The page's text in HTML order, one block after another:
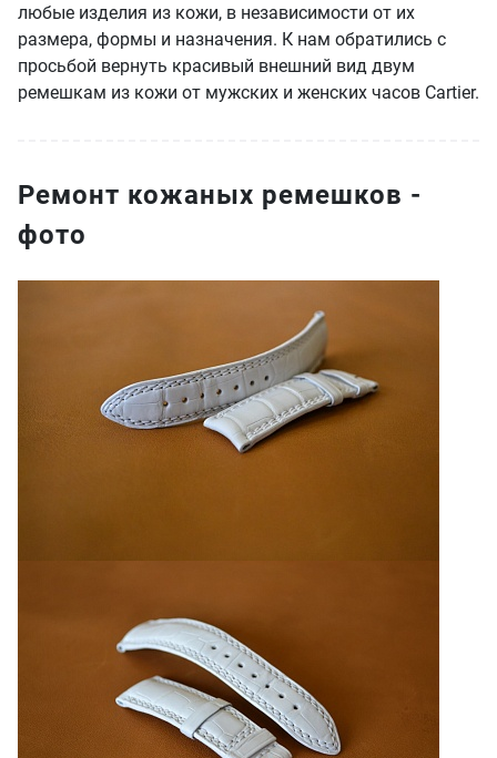
любые изделия из кожи, в независимости от их
размера, формы и назначения. К нам обратились с
просьбой вернуть красивый внешний вид двум
ремешкам из кожи от мужских и женских часов Cartier.
Ремонт кожаных ремешков -
фото